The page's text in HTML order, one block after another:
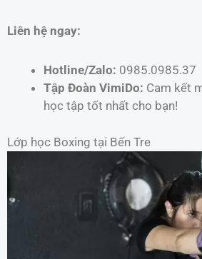
Liên hệ ngay:
Hotline/Zalo: 0985.0985.37
Tập Đoàn VimiDo: Cam kết
học tập tốt nhất cho bạn!
Lớp học Boxing tại Bến Tre